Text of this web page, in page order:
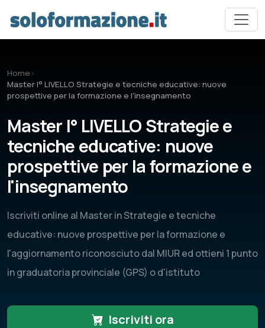
Home ›
Master I° LIVELLO Strategie e tecniche educative: nuove
prospettive per la formazione e l'insegnamento
Master I° LIVELLO Strategie e
tecniche educative: nuove
prospettive per la formazione e
l'insegnamento
Iscriviti online al Master in Strategie e tecniche
educative: nuove prospettive per la formazione e
l'aggiornamento riconosciuto dal MIUR ed ottieni 1 punto
in graduatoria provinciale (GPS) o d'istituto
Iscriviti ora